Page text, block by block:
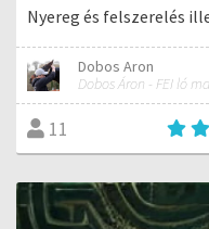
Nyereg és felszerelés
Dobos Aron
11